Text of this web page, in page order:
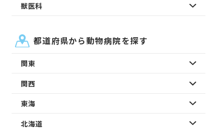
獣医科
都道府県から動物病院を探す
関東
関西
東海
北海道